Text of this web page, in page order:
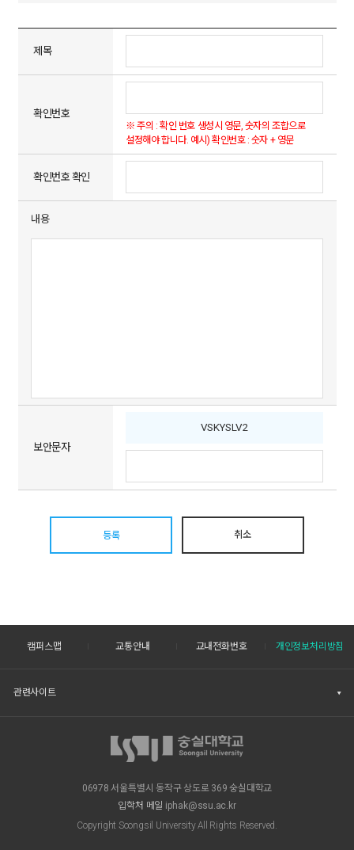
제목
확인번호
※ 주의 : 확인 번호 생성시 영문, 숫자의 조합으로
설정해야 합니다. 예시) 확인번호 : 숫자 + 영문
확인번호 확인
내용
보안문자
VSKYSLV2
등록 취소
캠퍼스맵 교통안내 교내전화번호 개인정보처리방침
관련사이트
06978 서울특별시 동작구 상도로 369 숭실대학교
입학처 메일 iphak@ssu.ac.kr
Copyright Soongsil University All Rights Reserved.